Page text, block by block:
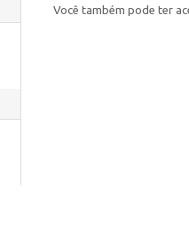
Você também pode ter